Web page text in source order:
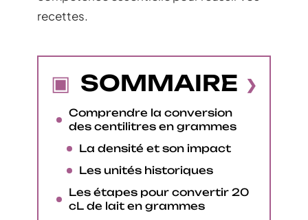
recettes.
SOMMAIRE
Comprendre la conversion
des centilitres en grammes
La densité et son impact
Les unités historiques
Les étapes pour convertir 20
cL de lait en grammes